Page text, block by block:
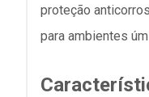
proteção
para ambientes